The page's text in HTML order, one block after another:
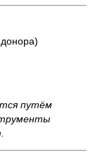
путём